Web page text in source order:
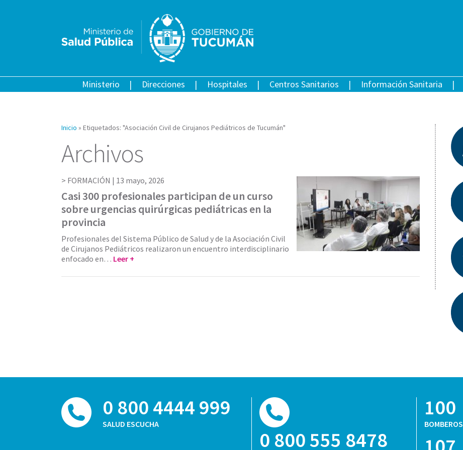
Ministerio Direcciones Hospitales Centros Sanitarios Información Sanitaria
Inicio » Etiquetados: "Asociación Civil de Cirujanos Pediátricos de Tucumán"
Archivos
FORMACIÓN | 13 mayo, 2026
Casi 300 profesionales participan de un curso
sobre urgencias quirúrgicas pediátricas en la
provincia
Profesionales del Sistema Público de Salud y de la Asociación Civil
de Cirujanos Pediátricos realizaron un encuentro interdisciplinario
enfocado en… Leer +
0 800 4444 999
SALUD ESCUCHA
0 800 555 8478
100
BOMBEROS